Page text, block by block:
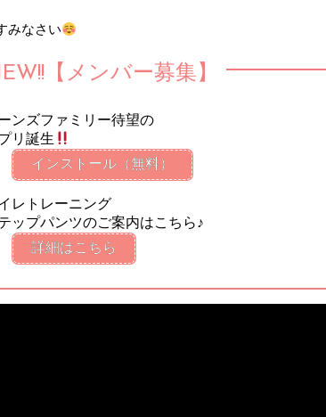
みなさい
【メンバー募集】
ンズファミリー待望の
リ誕生
インストール（無料）
イレトレーニング
ップパンツのご案内はこちら♪
詳細はこちら